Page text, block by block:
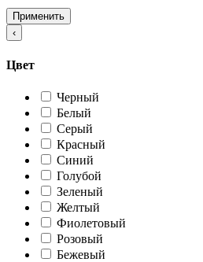
Применить
‹
Цвет
Черный
Белый
Серый
Красный
Синий
Голубой
Зеленый
Желтый
Фиолетовый
Розовый
Бежевый